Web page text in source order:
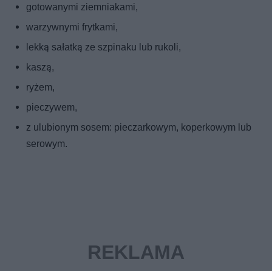
gotowanymi ziemniakami,
warzywnymi frytkami,
lekką sałatką ze szpinaku lub rukoli,
kaszą,
ryżem,
pieczywem,
z ulubionym sosem: pieczarkowym, koperkowym lub
serowym.